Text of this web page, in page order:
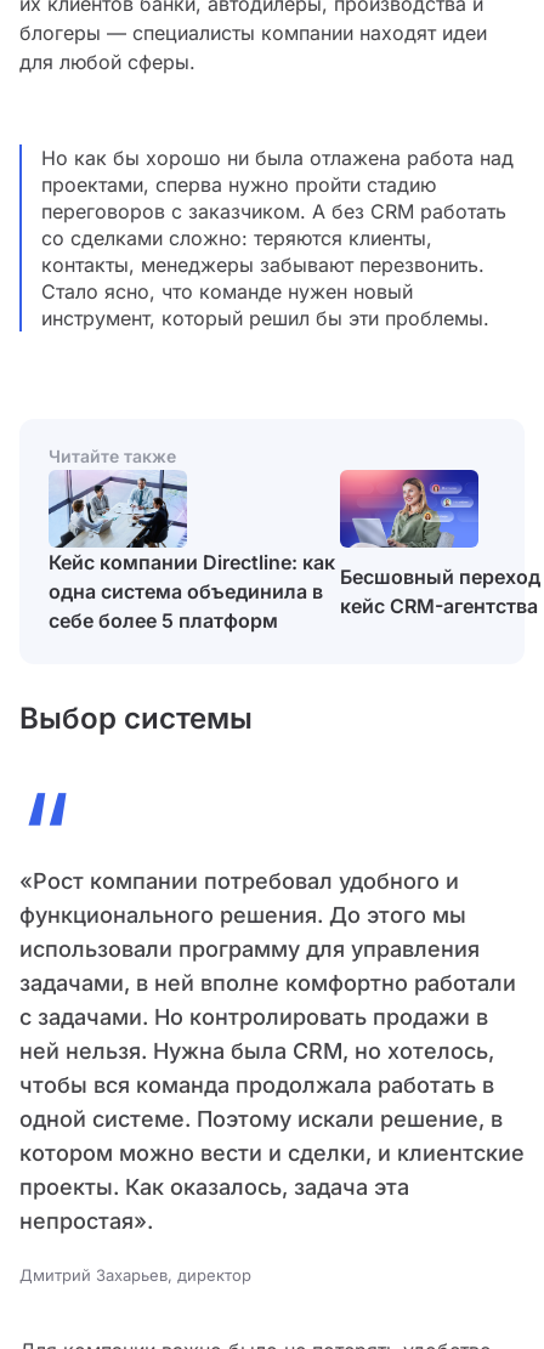
блогеры — специалисты компании находят идеи
для любой сферы.
Но как бы хорошо ни была отлажена работа над
проектами, сперва нужно пройти стадию
переговоров с заказчиком. А без CRM работать
со сделками сложно: теряются клиенты,
контакты, менеджеры забывают перезвонить.
Стало ясно, что команде нужен новый
инструмент, который решил бы эти проблемы.
Читайте также
Кейс компании Directline: как
одна система объединила в
себе более 5 платформ
Бесшовный переход
кейс CRM-
Выбор системы
“
«Рост компании потребовал удобного и
функционального решения. До этого мы
использовали программу для управления
задачами, в ней вполне комфортно работали
с задачами. Но контролировать продажи в
ней нельзя. Нужна была CRM, но хотелось,
чтобы вся команда продолжала работать в
одной системе. Поэтому искали решение, в
котором можно вести и сделки, и клиентские
проекты. Как оказалось, задача эта
непростая».
Дмитрий Захарьев, директор